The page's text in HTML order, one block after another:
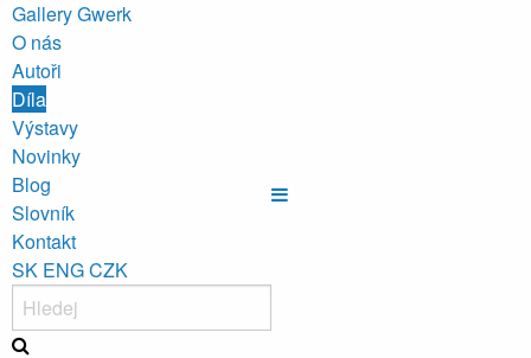
Gallery Gwerk
O nás
Autoři
Díla
Výstavy
Novinky
Blog
Slovník
Kontakt
SK ENGCZK